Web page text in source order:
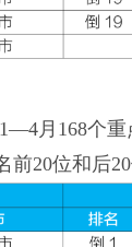
月168个重
前20位和后